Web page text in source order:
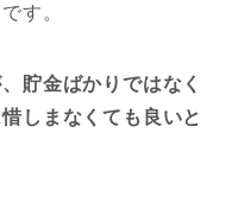
す。
貯金ばかりではなく
しまなくても良いと